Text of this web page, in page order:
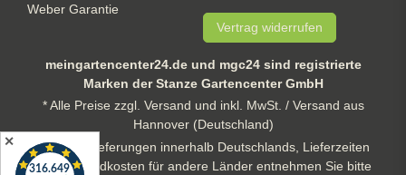
Weber Garantie
Vertrag widerrufen
meingartencenter24.de und mgc24 sind registrierte
Marken der Stanze Gartencenter GmbH
* Alle Preise zzgl. Versand und inkl. MwSt. / Versand aus
Hannover (Deutschland)
** gilt für Lieferungen innerhalb Deutschlands, Lieferzeiten
und Versandkosten für andere Länder entnehmen Sie bitte
✕